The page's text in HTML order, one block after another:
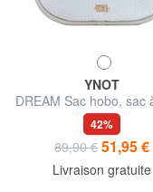
YNOT
DREAM Sac hobo, sac
42%
89,90 € 51,95 €
Livraison gratuite